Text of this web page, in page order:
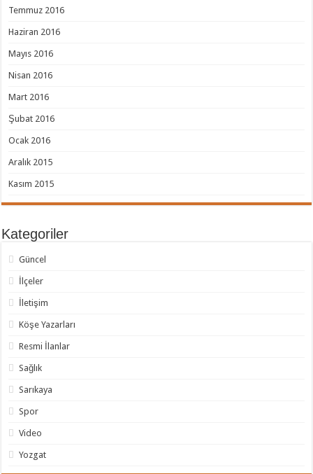
Temmuz 2016
Haziran 2016
Mayıs 2016
Nisan 2016
Mart 2016
Şubat 2016
Ocak 2016
Aralık 2015
Kasım 2015
Kategoriler
Güncel
İlçeler
İletişim
Köşe Yazarları
Resmi İlanlar
Sağlık
Sarıkaya
Spor
Video
Yozgat